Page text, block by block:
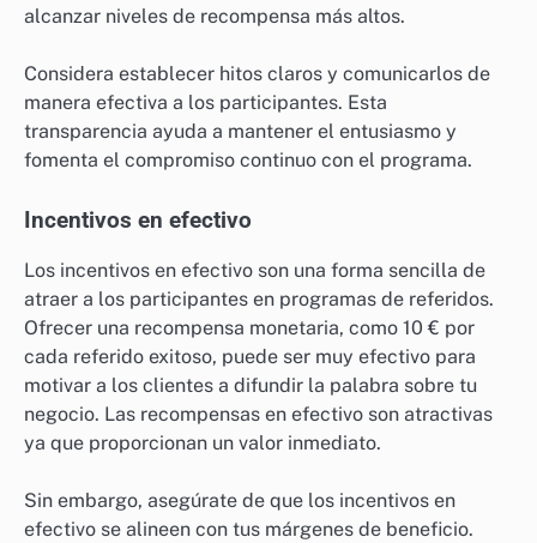
alcanzar niveles de recompensa más altos.
Considera establecer hitos claros y comunicarlos de
manera efectiva a los participantes. Esta
transparencia ayuda a mantener el entusiasmo y
fomenta el compromiso continuo con el programa.
Incentivos en efectivo
Los incentivos en efectivo son una forma sencilla de
atraer a los participantes en programas de referidos.
Ofrecer una recompensa monetaria, como 10 € por
cada referido exitoso, puede ser muy efectivo para
motivar a los clientes a difundir la palabra sobre tu
negocio. Las recompensas en efectivo son atractivas
ya que proporcionan un valor inmediato.
Sin embargo, asegúrate de que los incentivos en
efectivo se alineen con tus márgenes de beneficio.